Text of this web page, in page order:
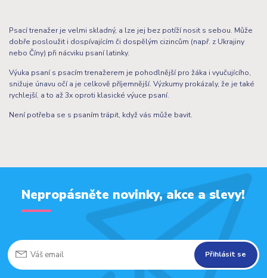
Psací trenažer je velmi skladný, a lze jej bez potíží nosit s sebou. Může
dobře posloužit i dospívajícím či dospělým cizincům (např. z Ukrajiny
nebo Číny) při nácviku psaní latinky.
Výuka psaní s psacím trenažerem je pohodlnější pro žáka i vyučujícího,
snižuje únavu očí a je celkově příjemnější. Výzkumy prokázaly, že je také
rychlejší, a to až 3x oproti klasické výuce psaní.
Není potřeba se s psaním trápit, když vás může bavit.
Nepropásněte novinky, akce a slevy!
Přihlásit se